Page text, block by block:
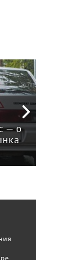
— о